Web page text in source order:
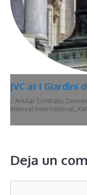
JVC at I Giardini
/ Anular Contrato,
Interval International,
Deja un